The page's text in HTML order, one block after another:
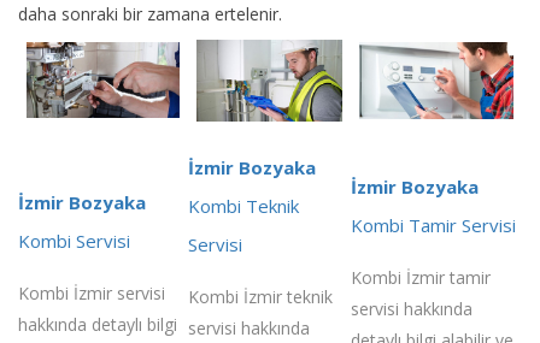
daha sonraki bir zamana ertelenir.
İzmir Bozyaka
Kombi Servisi
Kombi İzmir servisi
hakkında detaylı bilgi
İzmir Bozyaka
Kombi Teknik
Servisi
Kombi İzmir teknik
servisi hakkında
İzmir Bozyaka
Kombi Tamir Servisi
Kombi İzmir tamir
servisi hakkında